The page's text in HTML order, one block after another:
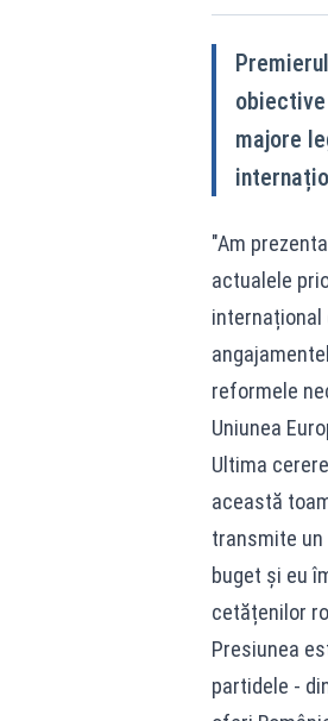
majore
"Am
actualele
internațional
reformele
Uniunea
Ultima
această
transmite
buget și eu
cetățenilor
Presiunea
partidele -